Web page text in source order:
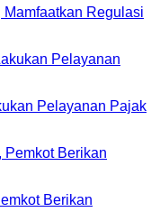
Regulasi
Pelayanan Pajak
Berikan